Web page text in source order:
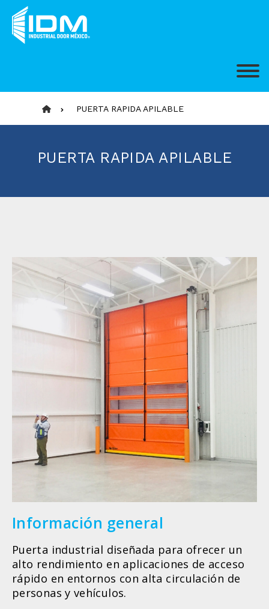
PUERTA RAPIDA APILABLE
PUERTA RAPIDA APILABLE
Información general
Puerta industrial diseñada para ofrecer un
alto rendimiento en aplicaciones de acceso
rápido en entornos con alta circulación de
personas y vehículos.